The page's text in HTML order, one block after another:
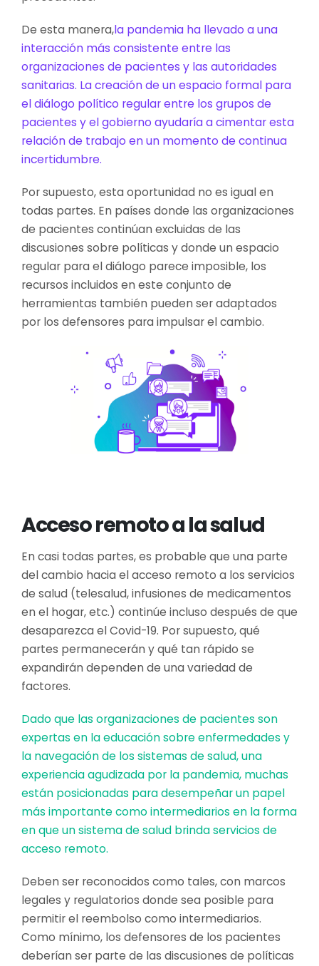
De esta manera,la pandemia ha llevado a una
interacción más consistente entre las
organizaciones de pacientes y las autoridades
sanitarias. La creación de un espacio formal para
el diálogo político regular entre los grupos de
pacientes y el gobierno ayudaría a cimentar esta
relación de trabajo en un momento de continua
incertidumbre.
Por supuesto, esta oportunidad no es igual en
todas partes. En países donde las organizaciones
de pacientes continúan excluidas de las
discusiones sobre políticas y donde un espacio
regular para el diálogo parece imposible, los
recursos incluidos en este conjunto de
herramientas también pueden ser adaptados
por los defensores para impulsar el cambio.
Acceso remoto a la salud
En casi todas partes, es probable que una parte
del cambio hacia el acceso remoto a los servicios
de salud (telesalud, infusiones de medicamentos
en el hogar, etc.) continúe incluso después de que
desaparezca el Covid-19. Por supuesto, qué
partes permanecerán y qué tan rápido se
expandirán dependen de una variedad de
factores.
Dado que las organizaciones de pacientes son
expertas en la educación sobre enfermedades y
la navegación de los sistemas de salud, una
experiencia agudizada por la pandemia, muchas
están posicionadas para desempeñar un papel
más importante como intermediarios en la forma
en que un sistema de salud brinda servicios de
acceso remoto.
Deben ser reconocidos como tales, con marcos
legales y regulatorios donde sea posible para
permitir el reembolso como intermediarios.
Como mínimo, los defensores de los pacientes
deberían ser parte de las discusiones de políticas